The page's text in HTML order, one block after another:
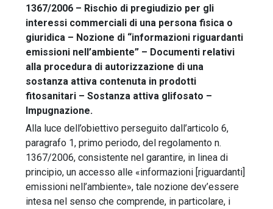
1367/2006 – Rischio di pregiudizio per gli
interessi commerciali di una persona fisica o
giuridica – Nozione di “informazioni riguardanti
emissioni nell’ambiente” – Documenti relativi
alla procedura di autorizzazione di una
sostanza attiva contenuta in prodotti
fitosanitari – Sostanza attiva glifosato –
Impugnazione.
Alla luce dell’obiettivo perseguito dall’articolo 6,
paragrafo 1, primo periodo, del regolamento n.
1367/2006, consistente nel garantire, in linea di
principio, un accesso alle «informazioni [riguardanti]
emissioni nell’ambiente», tale nozione dev’essere
intesa nel senso che comprende, in particolare, i